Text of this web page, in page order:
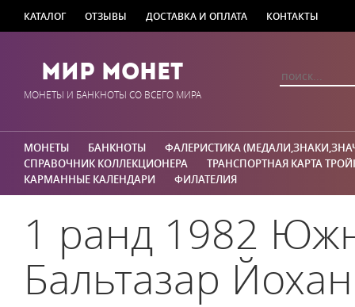
КАТАЛОГ ОТЗЫВЫ ДОСТАВКА И ОПЛАТА КОНТАКТЫ
Мир Монет
МОНЕТЫ И БАНКНОТЫ СО ВСЕГО МИРА
МОНЕТЫ БАНКНОТЫ
ФАЛЕРИСТИКА
СПРАВОЧНИК КОЛЛЕКЦИОНЕРА
ТРАНСПОРТНАЯ КАРТА
КАРМАННЫЕ КАЛЕНДАРИ
ФИЛАТЕЛИЯ
1 ранд 1982
Бальтазар